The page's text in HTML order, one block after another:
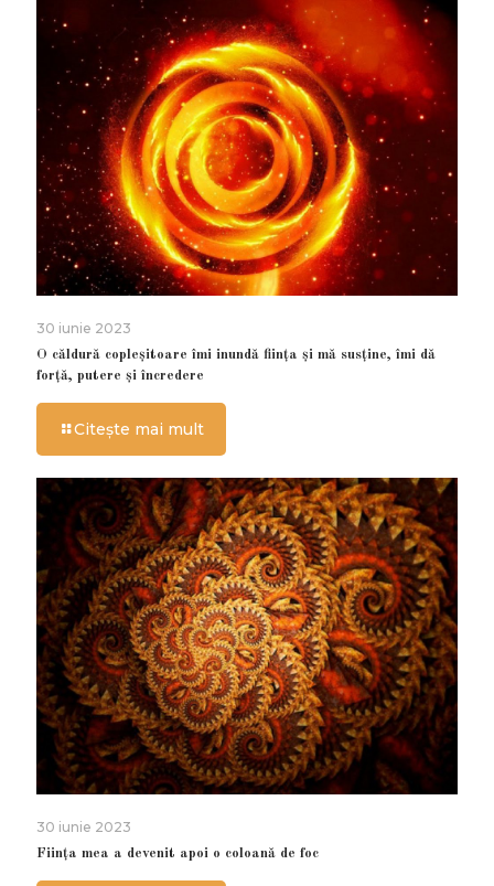
30 iunie 2023
O căldură copleșitoare îmi inundă ființa și mă susține, îmi dă
forță, putere și încredere
Citește mai mult
30 iunie 2023
Ființa mea a devenit apoi o coloană de foc